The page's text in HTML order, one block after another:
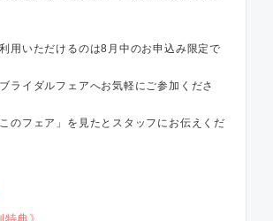
用いただけるのは8月中のお申込み限定で
ライダルフェアへお気軽にご参加くださ
のフェア」を見たとスタッフにお伝えくだ